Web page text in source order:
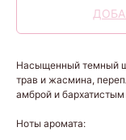
Насыщенный темный
трав и жасмина,
амброй и
Ноты аромата: